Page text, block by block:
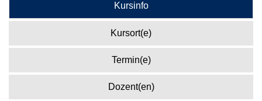
Kursinfo
Kursort(e)
Termin(e)
Dozent(en)